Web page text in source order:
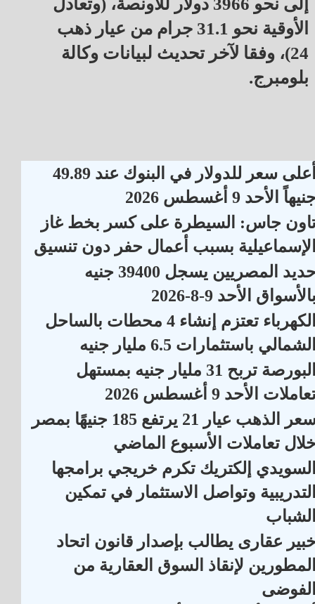
الأوقية نحو 31.1 جرام من عيار ذهب
24)، وفقا لآخر تحديث لبيانات وكالة
بلومبرج.
أعلى سعر للدولار في البنوك عند 49.89
الأحد 9 أغسطس 2026
جاس: السيطرة على كسر بخط غاز
بسبب أعمال حفر دون تنسيق
حديد المصريين يسجل 39400 جنيه
الأحد 9-8-2026
الكهرباء تعتزم إنشاء 4 محطات بالساحل
باستثمارات 6.5 مليار جنيه
البورصة تربح 31 مليار جنيه بمستهل
الأحد 9 أغسطس 2026
سعر الذهب عيار 21 يرتفع 185 جنيهًا بمصر
تعاملات الأسبوع الماضي
إلكتريك تكرم خريجي برامجها
وتواصل الاستثمار في تمكين
عقارى يطالب بإصدار قانون اتحاد
لإنقاذ السوق العقارية من